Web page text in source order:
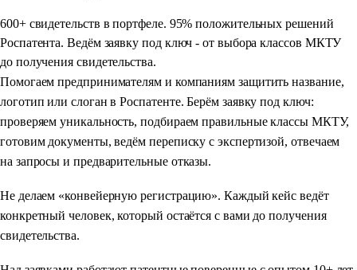
600+ свидетельств в портфеле. 95% положительных решений
Роспатента. Ведём заявку под ключ - от выбора классов МКТУ
до получения свидетельства.
Помогаем предпринимателям и компаниям защитить название,
логотип или слоган в Роспатенте. Берём заявку под ключ:
проверяем уникальность, подбираем правильные классы МКТУ,
готовим документы, ведём переписку с экспертизой, отвечаем
на запросы и предварительные отказы.
Не делаем «конвейерную регистрацию». Каждый кейс ведёт
конкретный человек, который остаётся с вами до получения
свидетельства.